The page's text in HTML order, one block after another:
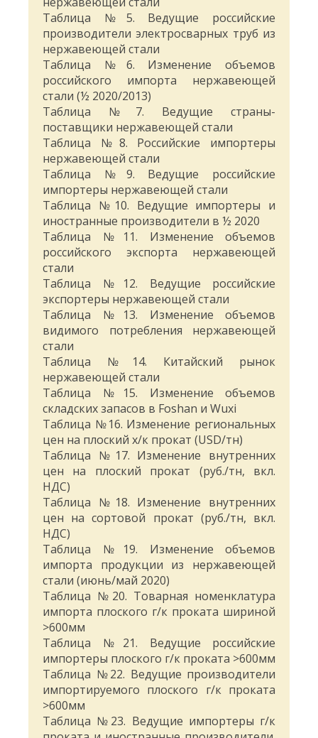
Таблица №5. Ведущие российские
производители электросварных труб из
нержавеющей стали
Таблица №6. Изменение объемов
российского импорта нержавеющей
стали (½ 2020/2013)
Таблица №7. Ведущие страны-
поставщики нержавеющей стали
Таблица №8. Российские импортеры
нержавеющей стали
Таблица №9. Ведущие российские
импортеры нержавеющей стали
Таблица №10. Ведущие импортеры и
иностранные производители в ½ 2020
Таблица №11. Изменение объемов
российского экспорта нержавеющей
стали
Таблица №12. Ведущие российские
экспортеры нержавеющей стали
Таблица №13. Изменение объемов
видимого потребления нержавеющей
стали
Таблица №14. Китайский рынок
нержавеющей стали
Таблица №15. Изменение объемов
складских запасов в Foshan и Wuxi
Таблица №16. Изменение региональных
цен на плоский х/к прокат (USD/тн)
Таблица №17. Изменение внутренних
цен на плоский прокат (руб./тн, вкл.
НДС)
Таблица №18. Изменение внутренних
цен на сортовой прокат (руб./тн, вкл.
НДС)
Таблица №19. Изменение объемов
импорта продукции из нержавеющей
стали (июнь/май 2020)
Таблица №20. Товарная номенклатура
импорта плоского г/к проката шириной
>600мм
Таблица №21. Ведущие российские
импортеры плоского г/к проката >600мм
Таблица №22. Ведущие производители
импортируемого плоского г/к проката
>600мм
Таблица №23. Ведущие импортеры г/к